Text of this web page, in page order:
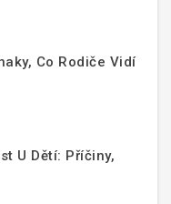
Co Rodiče Vidí
U Dětí: Příčiny,